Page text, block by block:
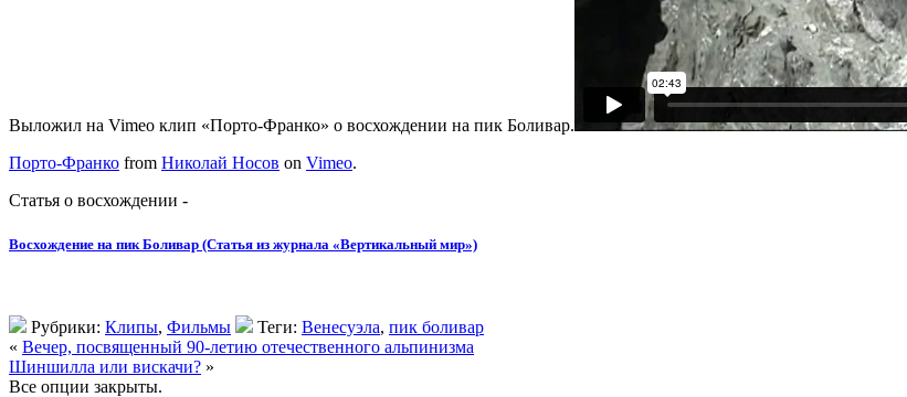
Выложил на Vimeo клип «Порто-Франко» о восхождении на пик Боливар.
Порто-Франко from Николай Носов on Vimeo.
Статья о восхождении -
Восхождение на пик Боливар (Статья из журнала «Вертикальный мир»)
Рубрики: Клипы, Фильмы Теги: Венесуэла, пик боливар
« Вечер, посвященный 90-летию отечественного альпинизма
Шиншилла или вискачи? »
Все опции закрыты.